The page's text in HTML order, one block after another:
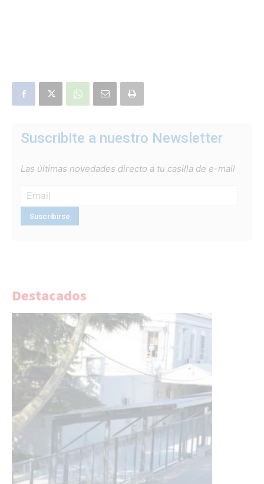
Suscribite a nuestro Newsletter
Las últimas novedades directo a tu casilla de e-mail
Destacados